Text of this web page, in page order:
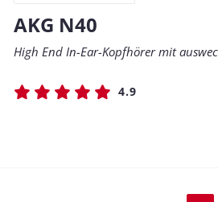
AKG N40
High End In-Ear-Kopfhörer mit
4.9